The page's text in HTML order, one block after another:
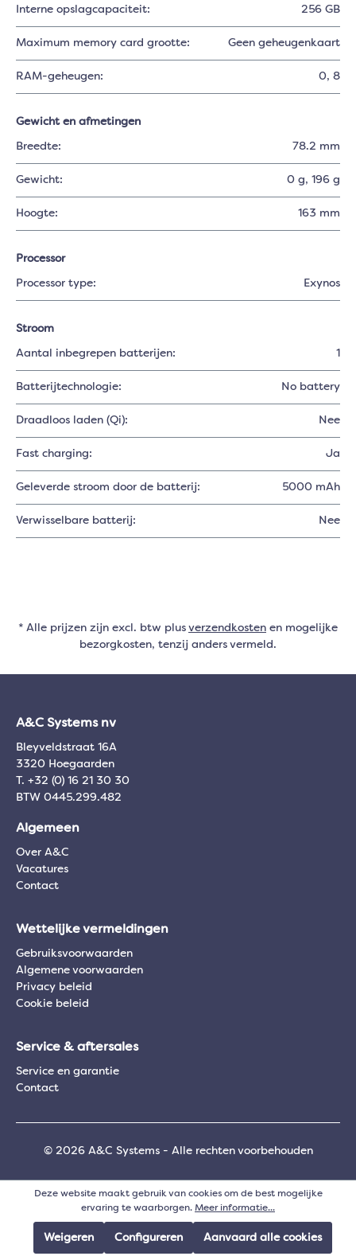
Interne opslagcapaciteit: 256 GB
Maximum memory card grootte: Geen geheugenkaart
RAM-geheugen: 0, 8
Gewicht en afmetingen
Breedte: 78.2 mm
Gewicht: 0 g, 196 g
Hoogte: 163 mm
Processor
Processor type: Exynos
Stroom
Aantal inbegrepen batterijen: 1
Batterijtechnologie: No battery
Draadloos laden (Qi): Nee
Fast charging: Ja
Geleverde stroom door de batterij: 5000 mAh
Verwisselbare batterij: Nee
* Alle prijzen zijn excl. btw plus verzendkosten en mogelijke
bezorgkosten, tenzij anders vermeld.
A&C Systems nv
Bleyveldstraat 16A
3320 Hoegaarden
T. +32 (0) 16 21 30 30
BTW 0445.299.482
Algemeen
Over A&C
Vacatures
Contact
Wettelijke vermeldingen
Gebruiksvoorwaarden
Algemene voorwaarden
Privacy beleid
Cookie beleid
Service & aftersales
Service en garantie
Contact
© 2026 A&C Systems - Alle rechten voorbehouden
Deze website maakt gebruik van cookies om de best mogelijke
ervaring te waarborgen. Meer informatie...
Weigeren Configureren Aanvaard alle cookies